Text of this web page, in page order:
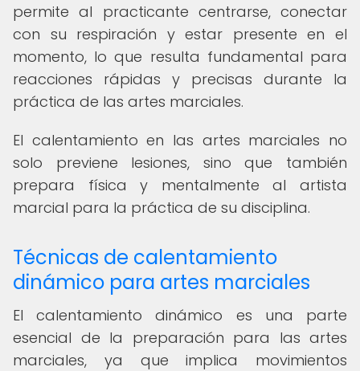
permite al practicante centrarse, conectar
con su respiración y estar presente en el
momento, lo que resulta fundamental para
reacciones rápidas y precisas durante la
práctica de las artes marciales.
El calentamiento en las artes marciales no
solo previene lesiones, sino que también
prepara física y mentalmente al artista
marcial para la práctica de su disciplina.
Técnicas de calentamiento
dinámico para artes marciales
El calentamiento dinámico es una parte
esencial de la preparación para las artes
marciales, ya que implica movimientos